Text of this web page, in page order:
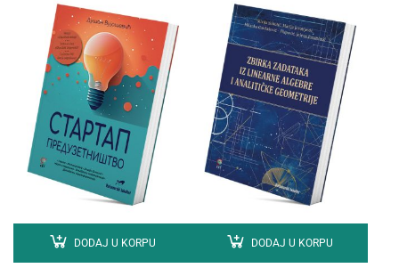
DODAJ U KORPU DODAJ U KORPU